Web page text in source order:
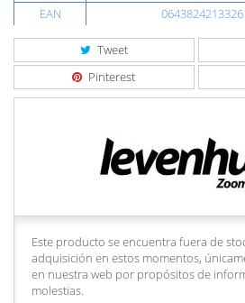
EAN
0643824213326
Tweet
Pinterest
Este producto se encuentra fuera de
adquisición en estos momentos,
en nuestra web por propósitos de
molestias.